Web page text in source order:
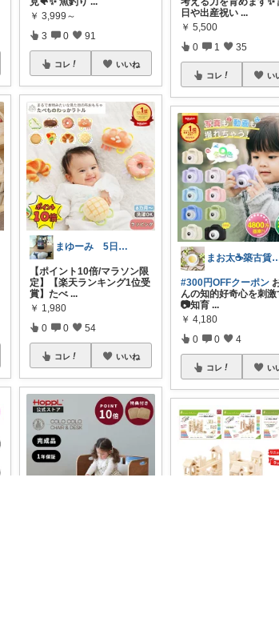
￥ 3,999～
3 0 91
コレ いいね
まゆーみ 5日子供服と📱ケース感謝💖
【ポイント10倍/マラソン限
定】【楽天ランキング1位受
賞】たべ ...
￥ 1,980
0 0 54
コレ いいね
日や出産祝い ...
￥ 5,500
0 1 35
コレ い
まお太☕築古賃貸住まい元
#300円OFFクーポン
んの知的好奇心を刺激
📷知育 ...
￥ 4,180
0 0 4
コレ い